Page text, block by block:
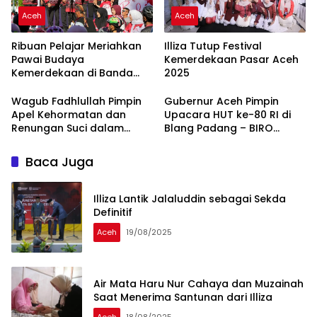
Aceh
Ribuan Pelajar Meriahkan
Pawai Budaya
Kemerdekaan di Banda
Aceh
Illiza Tutup Festival
Kemerdekaan Pasar Aceh
2025
Wagub Fadhlullah Pimpin
Apel Kehormatan dan
Renungan Suci dalam
BIRO ADMINISTRASI
PIMPINAN SETDA ACEH
Gubernur Aceh Pimpin
Upacara HUT ke-80 RI di
Blang Padang – BIRO
Baca Juga
Illiza Lantik Jalaluddin sebagai Sekda
Definitif
Aceh 19/08/2025
Air Mata Haru Nur Cahaya dan Muzainah
Saat Menerima Santunan dari Illiza